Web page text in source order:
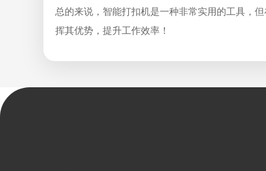
总的来说，智能打扣机是一种非常实用的工具，
挥其优势，提升工作效率！